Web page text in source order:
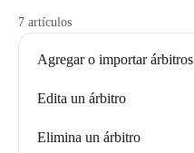
7 artículos
Agregar o importar árbitros
Edita un árbitro
Elimina un árbitro